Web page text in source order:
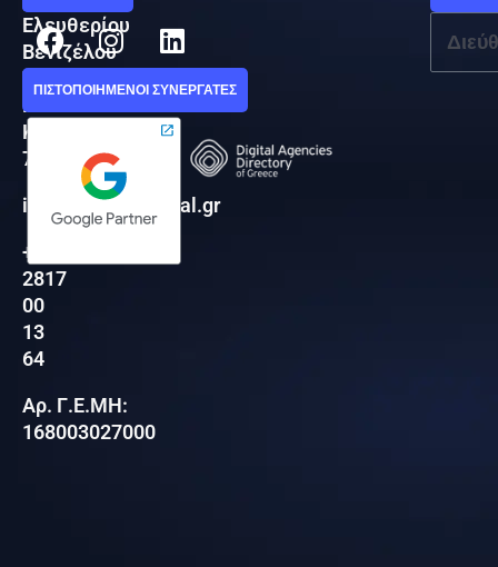
Ελευθερίου
Βενιζέλου
77Α,
Μάλια
Κρήτης,
70007
info@finessedigital.gr
+30
2817
00
13
64
Αρ. Γ.Ε.ΜΗ:
168003027000
Facebook
Instagram
Linkedin
ΠΙΣΤΟΠΟΙΗΜΕΝΟΙ ΣΥΝΕΡΓΑΤΕΣ